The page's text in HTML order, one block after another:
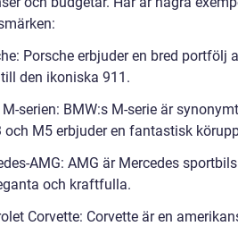
Porsche erbjuder en bred portfölj
den ikoniska 911.
serien: BMW:s M-serie är
och M5 erbjuder en fantastisk
AMG: AMG är Mercedes
och kraftfulla.
Corvette: Corvette är en